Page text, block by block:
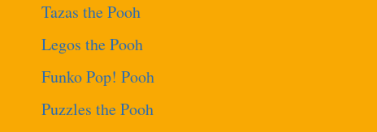
Tazas the Pooh
Legos the Pooh
Funko Pop! Pooh
Puzzles the Pooh